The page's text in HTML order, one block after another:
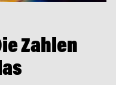
Zahlen